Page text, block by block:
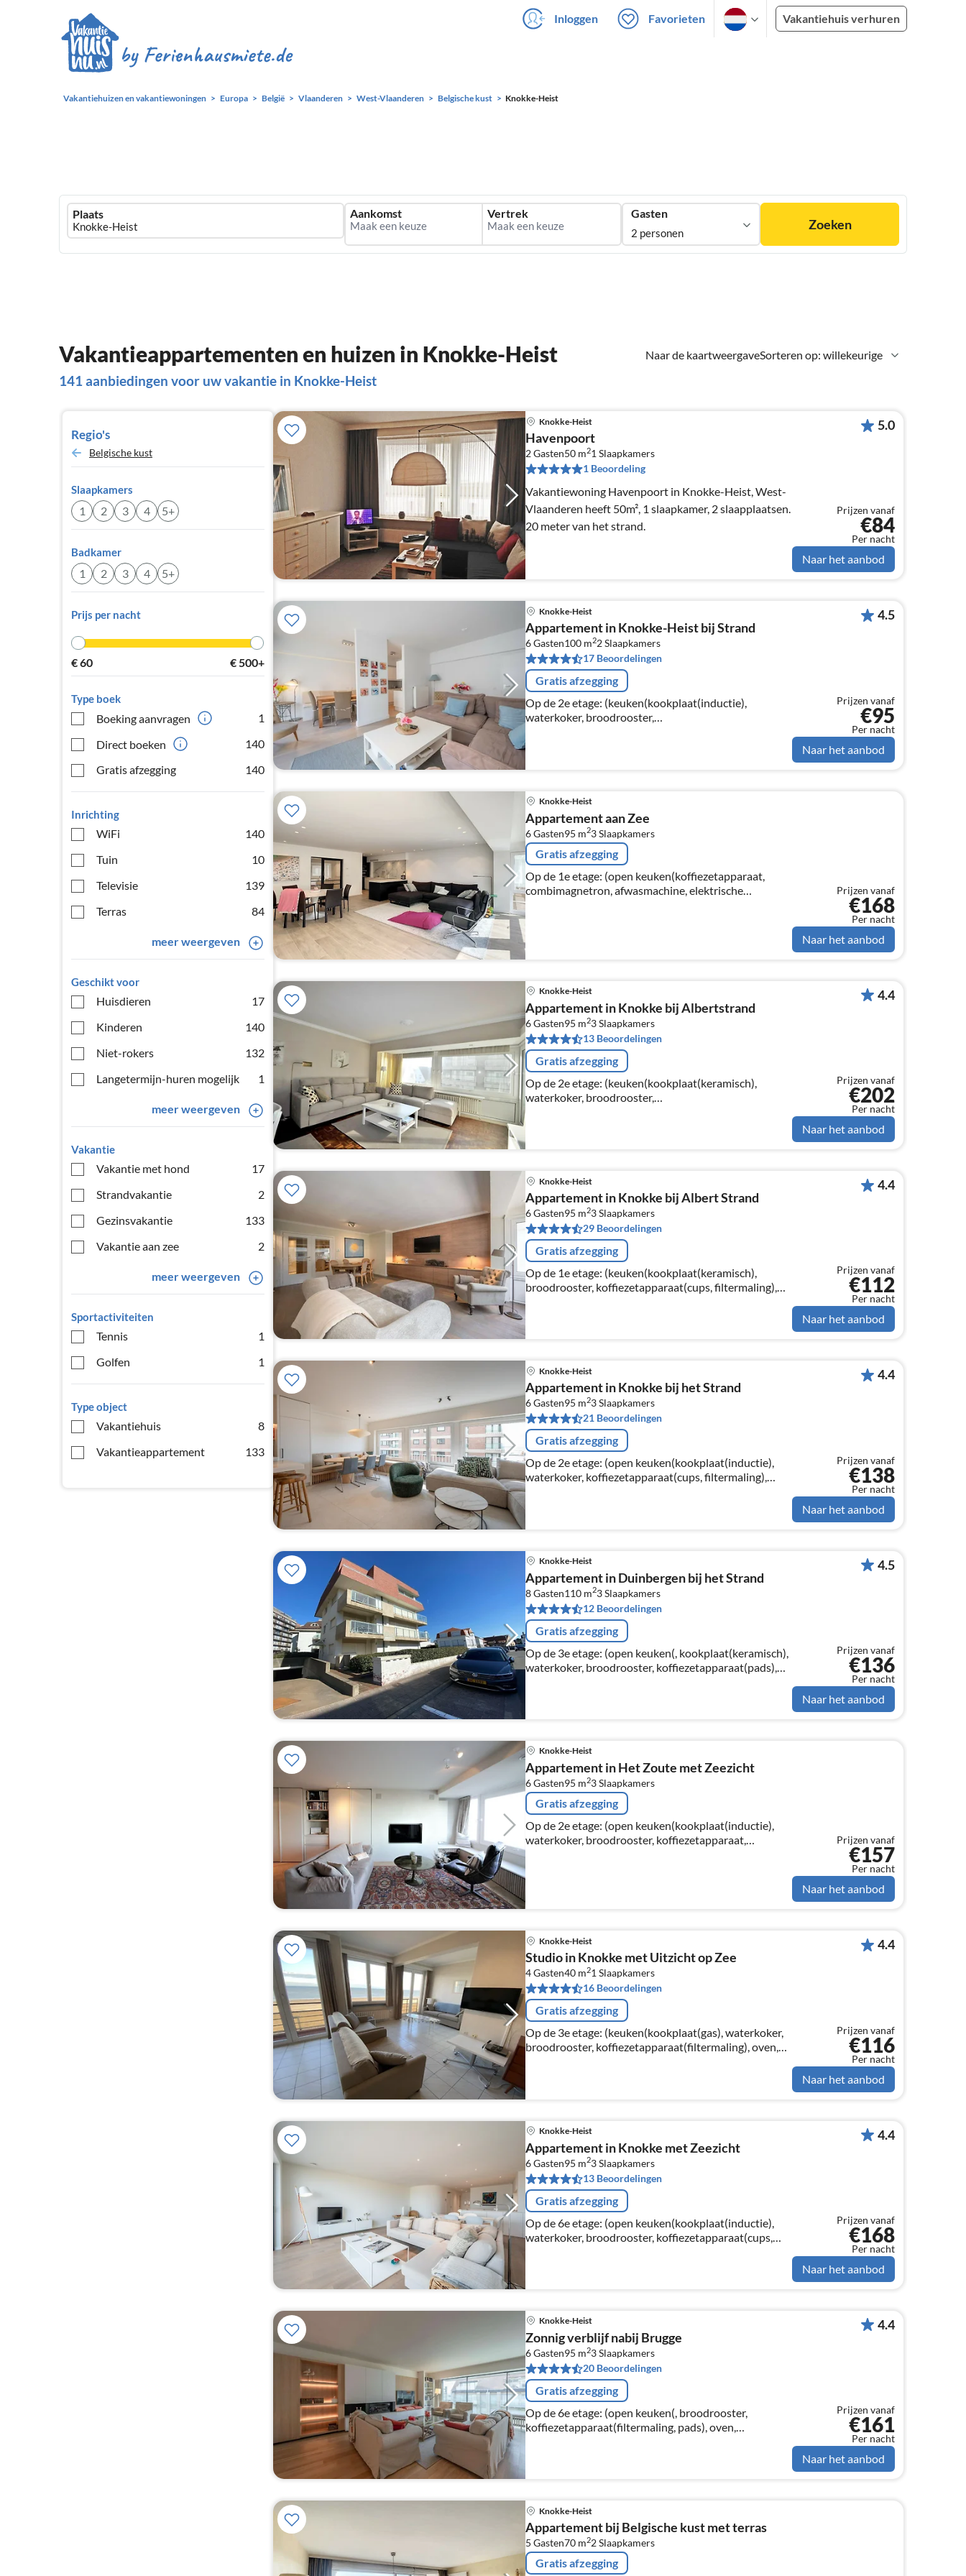
Inloggen Favorieten Vakantiehuis verhuren
Vakantiehuizen en vakantiewoningen Europa België Vlaanderen West-Vlaanderen Belgische kust Knokke-Heist
Ferienhausmiete
logo
Plaats Aankomst Vertrek Gasten
2 personen
Zoeken
Naar de kaartweergaveSorteren op: willekeurige
Vakantieappartementen en huizen in Knokke-Heist
141 aanbiedingen voor uw vakantie in Knokke-Heist
Regio's
Belgische kust
Slaapkamers
1 2 3 4 5+
Badkamer
1 2 3 4 5+
Prijs per nacht
€60 €500+
Type boek
Boeking aanvragen
1
Direct boeken
140
Gratis afzegging
140
Inrichting
WiFi
140
Tuin
10
Televisie
139
Terras
84
meer weergeven
Geschikt voor
Huisdieren
17
Kinderen
140
Niet-rokers
132
Langetermijn-huren mogelijk
1
meer weergeven
Vakantie
Vakantie met hond
17
Strandvakantie
2
Gezinsvakantie
133
Vakantie aan zee
2
meer weergeven
Sportactiviteiten
Tennis
1
Golfen
1
Type object
Vakantiehuis
8
Vakantieappartement
133
Knokke-Heist
Havenpoort
2 Gasten50 m21 Slaapkamers
1 Beoordeling
Vakantiewoning Havenpoort in Knokke-Heist, West-
Vlaanderen heeft 50m², 1 slaapkamer, 2 slaapplaatsen.
20 meter van het strand.
5.0
Prijzen vanaf
€84
Per nacht
Naar het aanbod
Knokke-Heist
Appartement in Knokke-Heist bij Strand
6 Gasten100 m22Slaapkamers
17 Beoordelingen
Gratis afzegging
Op de 2e etage: (keuken(kookplaat(inductie),
waterkoker, broodrooster,
combimagnetron, afwasmachine, Staafmixer)
4.5
Prijzen vanaf
€95
Per nacht
Naar het aanbod
Knokke-Heist
Appartement aan Zee
6 Gasten95 m23Slaapkamers
Gratis afzegging
Op de 1e etage: (open keuken(koffiezetapparaat,
combimagnetron, afwasmachine, elektrische
kookplaten), woon/eetkamer(TV, eettafel, zithoek),
slaapkamer(2-pers. bed)
Prijzen vanaf
€168
Per nacht
Naar het aanbod
Knokke-Heist
Appartement in Knokke bij Albertstrand
6 Gasten95 m23Slaapkamers
13 Beoordelingen
Gratis afzegging
Op de 2e etage: (keuken(kookplaat(keramisch),
waterkoker, broodrooster,
koffiezetapparaat(filtermaling, pads), oven,
4.4
Prijzen vanaf
€202
Per nacht
Naar het aanbod
Knokke-Heist
Appartement in Knokke bij Albert Strand
6 Gasten95 m23Slaapkamers
29 Beoordelingen
Gratis afzegging
Op de 1e etage: (keuken(kookplaat(keramisch),
broodrooster, koffiezetapparaat(cups, filtermaling),
combimagnetron, afwasmachine),
woon/eetkamer(TV(digital), eettafel, zithoek)
4.4
Prijzen vanaf
€112
Per nacht
Naar het aanbod
Knokke-Heist
Appartement in Knokke bij het Strand
6 Gasten95 m23Slaapkamers
21 Beoordelingen
Gratis afzegging
Op de 2e etage: (open keuken(kookplaat(inductie),
waterkoker, koffiezetapparaat(cups, filtermaling),
oven, combimagnetron, afwasmachine, Blender),
woon/eetkamer(TV(digital)
4.4
Prijzen vanaf
€138
Per nacht
Naar het aanbod
Knokke-Heist
Appartement in Duinbergen bij het Strand
8 Gasten110 m23Slaapkamers
12 Beoordelingen
Gratis afzegging
Op de 3e etage: (open keuken(, kookplaat(keramisch),
waterkoker, broodrooster, koffiezetapparaat(pads),
4.5
Prijzen vanaf
€136
Per nacht
Naar het aanbod
Knokke-Heist
Appartement in Het Zoute met Zeezicht
6 Gasten95 m23Slaapkamers
Gratis afzegging
Op de 2e etage: (open keuken(kookplaat(inductie),
waterkoker, broodrooster, koffiezetapparaat,
combimagnetron, afwasmachine,
koel-/vriescombinatie, Blender)
Prijzen vanaf
€157
Per nacht
Naar het aanbod
Knokke-Heist
Studio in Knokke met Uitzicht op Zee
4 Gasten40 m21 Slaapkamers
16 Beoordelingen
Gratis afzegging
Op de 3e etage: (keuken(kookplaat(gas), waterkoker,
broodrooster, koffiezetapparaat(filtermaling), oven,
4.4
Prijzen vanaf
€116
Per nacht
Naar het aanbod
Knokke-Heist
Appartement in Knokke met Zeezicht
6 Gasten95 m23Slaapkamers
13 Beoordelingen
Gratis afzegging
Op de 6e etage: (open keuken(kookplaat(inductie),
waterkoker, broodrooster, koffiezetapparaat(cups,
4.4
Prijzen vanaf
€168
Per nacht
Naar het aanbod
Knokke-Heist
Zonnig verblijf nabij Brugge
6 Gasten95 m23Slaapkamers
20 Beoordelingen
Gratis afzegging
Op de 6e etage: (open keuken(, broodrooster,
koffiezetapparaat(filtermaling, pads), oven,
bed(180 x 200 cm)
4.4
Prijzen vanaf
€161
Per nacht
Naar het aanbod
Knokke-Heist
Appartement bij Belgische kust met terras
5 Gasten70 m22Slaapkamers
Gratis afzegging